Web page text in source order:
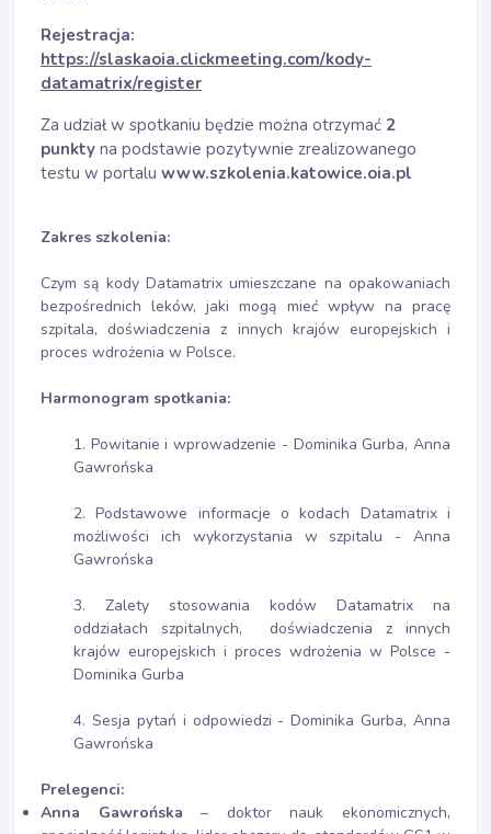
Rejestracja:
https://slaskaoia.clickmeeting.com/kody-
datamatrix/register
Za udział w spotkaniu będzie można otrzymać 2
punkty na podstawie pozytywnie zrealizowanego
testu w portalu www.szkolenia.katowice.oia.pl
Zakres szkolenia:
Czym są kody Datamatrix umieszczane na opakowaniach
bezpośrednich leków, jaki mogą mieć wpływ na pracę
szpitala, doświadczenia z innych krajów europejskich i
proces wdrożenia w Polsce.
Harmonogram spotkania:
1. Powitanie i wprowadzenie - Dominika Gurba, Anna
Gawrońska
2. Podstawowe informacje o kodach Datamatrix i
możliwości ich wykorzystania w szpitalu - Anna
Gawrońska
3. Zalety stosowania kodów Datamatrix na
oddziałach szpitalnych, doświadczenia z innych
krajów europejskich i proces wdrożenia w Polsce -
Dominika Gurba
4. Sesja pytań i odpowiedzi - Dominika Gurba, Anna
Gawrońska
Prelegenci:
Anna Gawrońska – doktor nauk ekonomicznych,